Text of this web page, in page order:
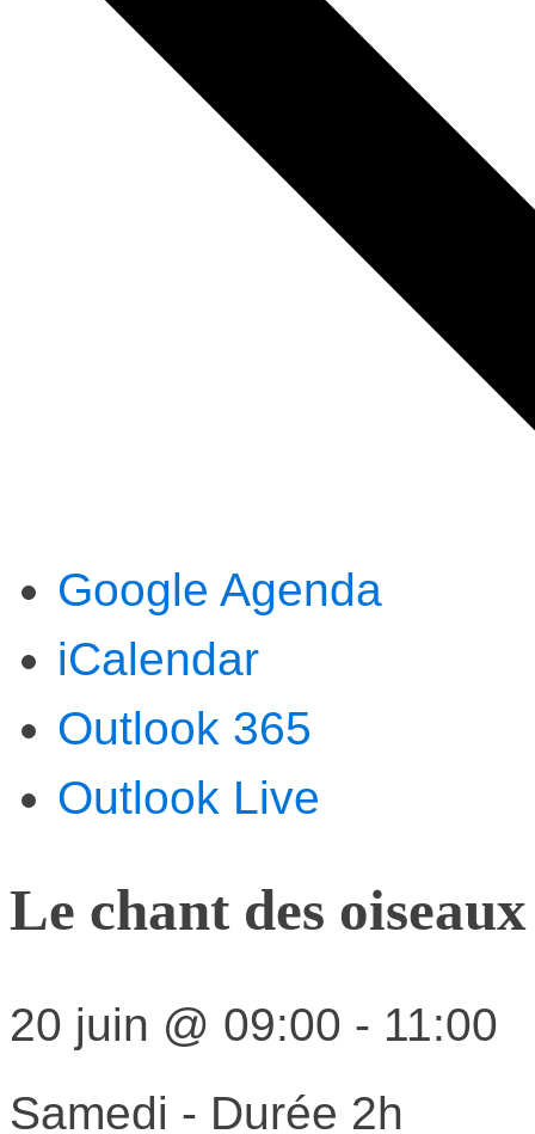
Google Agenda
iCalendar
Outlook 365
Outlook Live
Le chant des oiseaux
20 juin @ 09:00 - 11:00
Samedi - Durée 2h